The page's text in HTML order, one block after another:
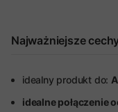
Najważniejsze
idealny produkt do:
idealne połączenie